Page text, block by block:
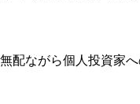
ながら個人投資家へ